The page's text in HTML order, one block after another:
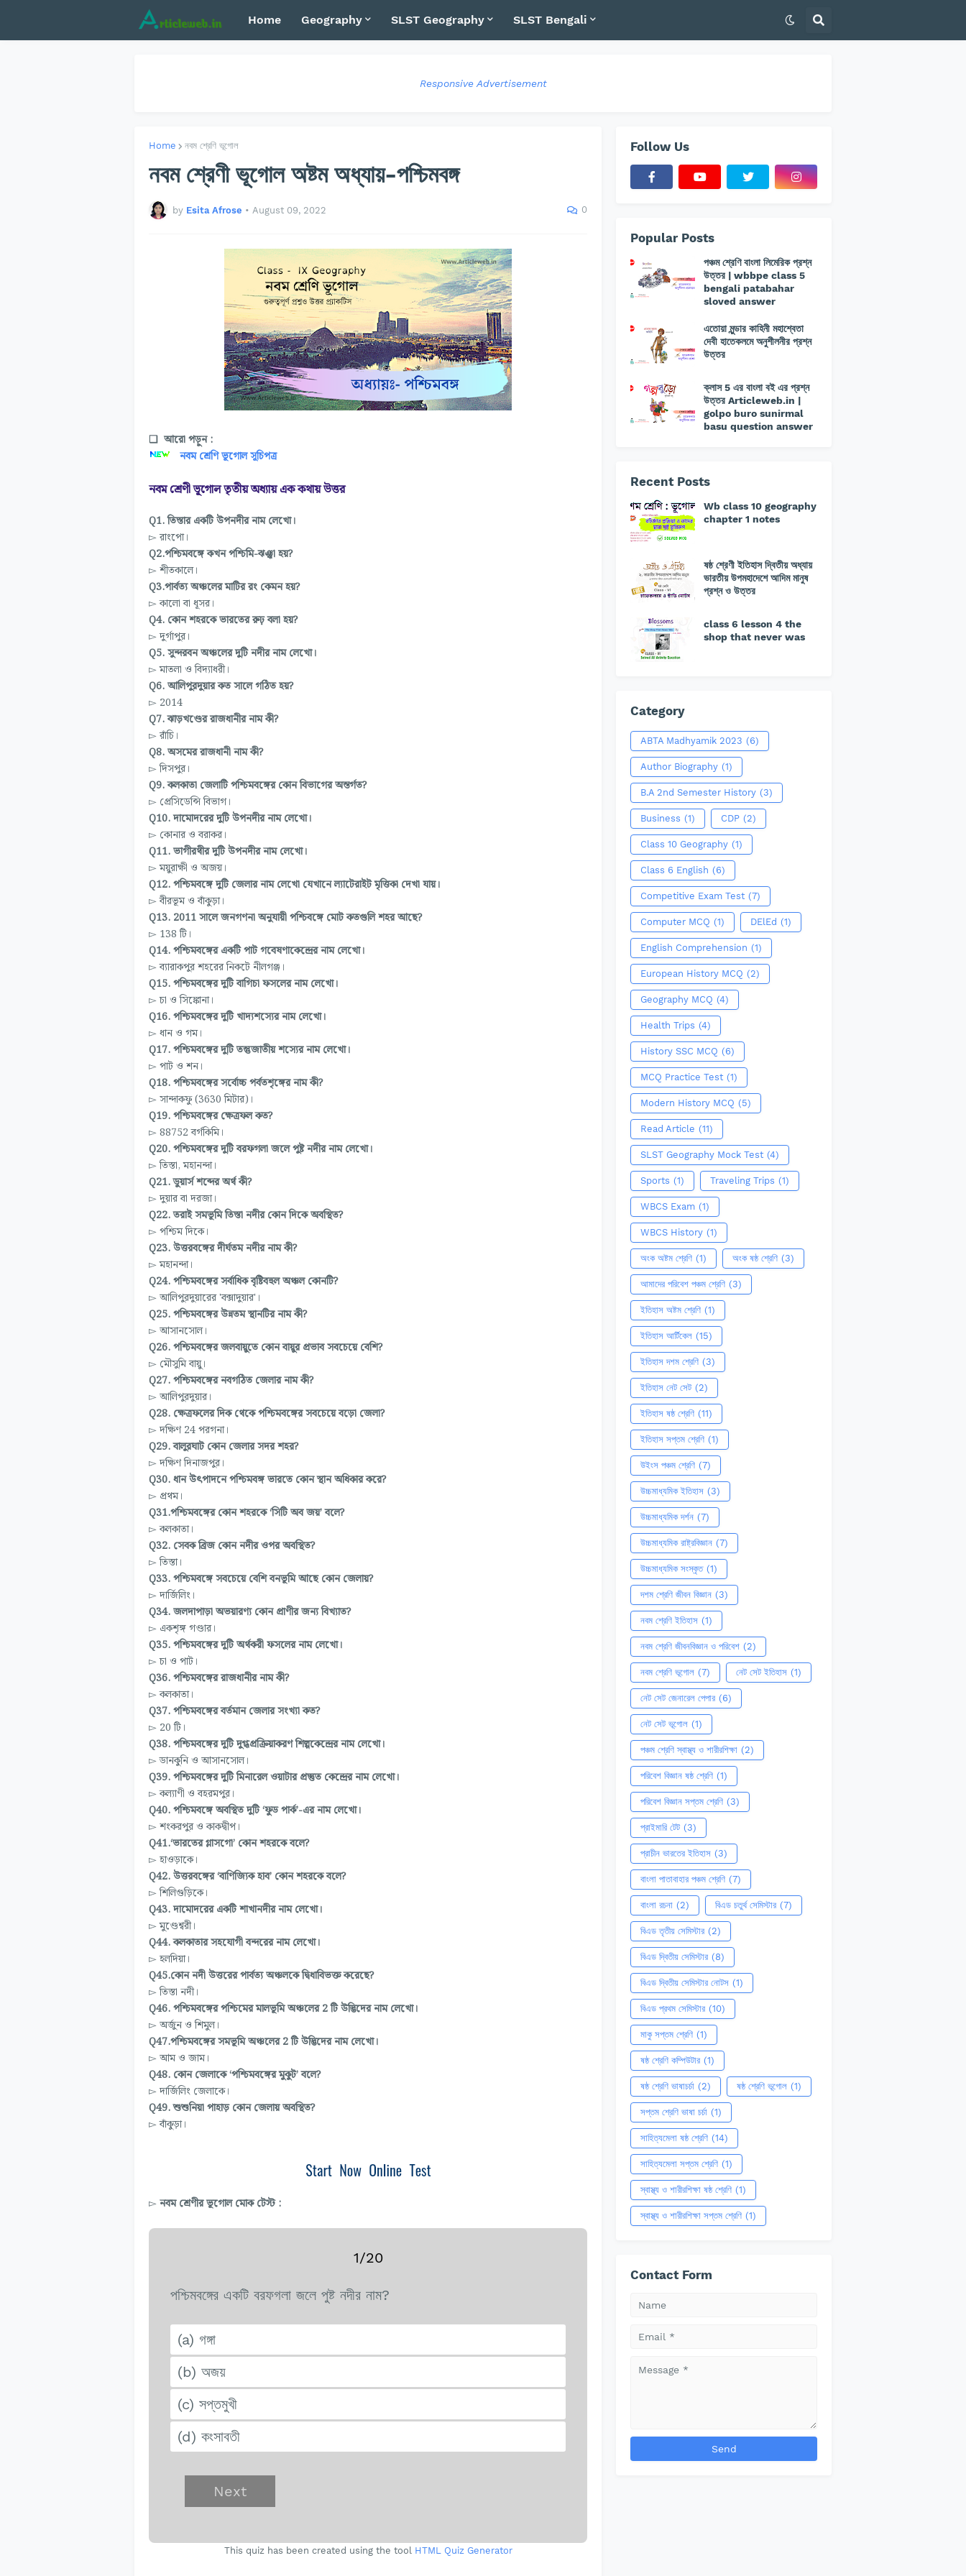
Home Geography SLST Geography SLST Bengali
Responsive Advertisement
Home নবম শ্রেণি ভূগোল
নবম শ্রেণী ভূগোল অষ্টম অধ্যায়-পশ্চিমবঙ্গ
by Esita Afrose • August 09, 2022 0
❑ আরো পড়ুন :
নবম শ্রেণি ভূগোল সূচিপত্র
নবম শ্রেণী ভূগোল তৃতীয় অধ্যায় এক কথায় উত্তর
Q1. তিস্তার একটি উপনদীর নাম লেখো।
▻ রাংপো।
Q2.পশ্চিমবঙ্গে কখন পশ্চিমি-ঝঞ্ঝা হয়?
▻ শীতকালে।
Q3.পার্বত্য অঞ্চলের মাটির রং কেমন হয়?
▻ কালো বা ধূসর।
Q4. কোন শহরকে ভারতের রুঢ় বলা হয়?
▻ দুর্গাপুর।
Q5. সুন্দরবন অঞ্চলের দুটি নদীর নাম লেখো।
▻ মাতলা ও বিদ্যাধরী।
Q6. আলিপুরদুয়ার কত সালে গঠিত হয়?
▻ 2014
Q7. ঝাড়খণ্ডের রাজধানীর নাম কী?
▻ রাঁচি।
Q8. অসমের রাজধানী নাম কী?
▻ দিসপুর।
Q9. কলকাতা জেলাটি পশ্চিমবঙ্গের কোন বিভাগের অন্তর্গত?
▻ প্রেসিডেন্সি বিভাগ।
Q10. দামোদরের দুটি উপনদীর নাম লেখো।
▻ কোনার ও বরাকর।
Q11. ভাগীরথীর দুটি উপনদীর নাম লেখো।
▻ ময়ুরাক্ষী ও অজয়।
Q12. পশ্চিমবঙ্গে দুটি জেলার নাম লেখো যেখানে ল্যাটেরাইট মৃত্তিকা দেখা যায়।
▻ বীরভূম ও বাঁকুড়া।
Q13. 2011 সালে জনগণনা অনুযায়ী পশ্চিবঙ্গে মোট কতগুলি শহর আছে?
▻ 138 টি।
Q14. পশ্চিমবঙ্গের একটি পাট গবেষণাকেন্দ্রের নাম লেখো।
▻ ব্যারাকপুর শহরের নিকটে নীলগঞ্জ।
Q15. পশ্চিমবঙ্গের দুটি বাগিচা ফসলের নাম লেখো।
▻ চা ও সিঙ্কোনা।
Q16. পশ্চিমবঙ্গের দুটি খাদ্যশস্যের নাম লেখো।
▻ ধান ও গম।
Q17. পশ্চিমবঙ্গের দুটি তন্তুজাতীয় শস্যের নাম লেখো।
▻ পাট ও শন।
Q18. পশ্চিমবঙ্গের সর্বোচ্চ পর্বতশৃঙ্গের নাম কী?
▻ সান্দাকফু (3630 মিটার)।
Q19. পশ্চিমবঙ্গের ক্ষেত্রফল কত?
▻ 88752 বর্গকিমি।
Q20. পশ্চিমবঙ্গের দুটি বরফগলা জলে পুষ্ট নদীর নাম লেখো।
▻ তিস্তা, মহানন্দা।
Q21. ডুয়ার্স শব্দের অর্থ কী?
▻ দুয়ার বা দরজা।
Q22. তরাই সমভূমি তিস্তা নদীর কোন দিকে অবস্থিত?
▻ পশ্চিম দিকে।
Q23. উত্তরবঙ্গের দীর্ঘতম নদীর নাম কী?
▻ মহানন্দা।
Q24. পশ্চিমবঙ্গের সর্বাধিক বৃষ্টিবহুল অঞ্চল কোনটি?
▻ আলিপুরদুয়ারের 'বক্সাদুয়ার'।
Q25. পশ্চিমবঙ্গের উন্নতম স্থানটির নাম কী?
▻ আসানসোল।
Q26. পশ্চিমবঙ্গের জলবায়ুতে কোন বায়ুর প্রভাব সবচেয়ে বেশি?
▻ মৌসুমি বায়ু।
Q27. পশ্চিমবঙ্গের নবগঠিত জেলার নাম কী?
▻ আলিপুরদুয়ার।
Q28. ক্ষেত্রফলের দিক থেকে পশ্চিমবঙ্গের সবচেয়ে বড়ো জেলা?
▻ দক্ষিণ 24 পরগনা।
Q29. বালুরঘাট কোন জেলার সদর শহর?
▻ দক্ষিণ দিনাজপুর।
Q30. ধান উৎপাদনে পশ্চিমবঙ্গ ভারতে কোন স্থান অধিকার করে?
▻ প্রথম।
Q31.পশ্চিমবঙ্গের কোন শহরকে ‘সিটি অব জয়’ বলে?
▻ কলকাতা।
Q32. সেবক ব্রিজ কোন নদীর ওপর অবস্থিত?
▻ তিস্তা।
Q33. পশ্চিমবঙ্গে সবচেয়ে বেশি বনভূমি আছে কোন জেলায়?
▻ দার্জিলিং।
Q34. জলদাপাড়া অভয়ারণ্য কোন প্রাণীর জন্য বিখ্যাত?
▻ একশৃঙ্গ গণ্ডার।
Q35. পশ্চিমবঙ্গের দুটি অর্থকরী ফসলের নাম লেখো।
▻ চা ও পাট।
Q36. পশ্চিমবঙ্গের রাজধানীর নাম কী?
▻ কলকাতা।
Q37. পশ্চিমবঙ্গের বর্তমান জেলার সংখ্যা কত?
▻ 20 টি।
Q38. পশ্চিমবঙ্গের দুটি দুগ্ধপ্রক্রিয়াকরণ শিল্পকেন্দ্রের নাম লেখো।
▻ ডানকুনি ও আসানসোল।
Q39. পশ্চিমবঙ্গের দুটি মিনারেল ওয়াটার প্রস্তুত কেন্দ্রের নাম লেখো।
▻ কল্যাণী ও বহরমপুর।
Q40. পশ্চিমবঙ্গে অবস্থিত দুটি ‘ফুড পার্ক’-এর নাম লেখো।
▻ শংকরপুর ও কাকদ্বীপ।
Q41.‘ভারতের গ্লাসগো’ কোন শহরকে বলে?
▻ হাওড়াকে।
Q42. উত্তরবঙ্গের ‘বাণিজ্যিক হাব’ কোন শহরকে বলে?
▻ শিলিগুড়িকে।
Q43. দামোদরের একটি শাখানদীর নাম লেখো।
▻ মুণ্ডেশ্বরী।
Q44. কলকাতার সহযোগী বন্দরের নাম লেখো।
▻ হলদিয়া।
Q45.কোন নদী উত্তরের পার্বত্য অঞ্চলকে দ্বিধাবিভক্ত করেছে?
▻ তিস্তা নদী।
Q46. পশ্চিমবঙ্গের পশ্চিমের মালভূমি অঞ্চলের 2 টি উদ্ভিদের নাম লেখো।
▻ অর্জুন ও শিমুল।
Q47.পশ্চিমবঙ্গের সমভূমি অঞ্চলের 2 টি উদ্ভিদের নাম লেখো।
▻ আম ও জাম।
Q48. কোন জেলাকে ‘পশ্চিমবঙ্গের মুকুট’ বলে?
▻ দার্জিলিং জেলাকে।
Q49. শুশুনিয়া পাহাড় কোন জেলায় অবস্থিত?
▻ বাঁকুড়া।
▻নবম শ্রেণীর ভূগোল মোক টেস্ট :
1/20
পশ্চিমবঙ্গের একটি বরফগলা জলে পুষ্ট নদীর নাম?
(a) গঙ্গা
(b) অজয়
(c) সপ্তমুখী
(d) কংসাবতী
This quiz has been created using the tool HTML Quiz Generator
Follow Us
Popular Posts
পঞ্চম শ্রেণি বাংলা লিমেরিক প্রশ্ন
উত্তর | wbbpe class 5
bengali patabahar
sloved answer
এতোয়া মুন্ডার কাহিনী মহাশ্বেতা
দেবী হাতেকলমে অনুশীলনীর প্রশ্ন
উত্তর
ক্লাস 5 এর বাংলা বই এর প্রশ্ন
উত্তর Articleweb.in |
golpo buro sunirmal
basu question answer
Recent Posts
Wb class 10 geography
chapter 1 notes
ষষ্ঠ শ্রেণী ইতিহাস দ্বিতীয় অধ্যায়
ভারতীয় উপমহাদেশে আদিম মানুষ
প্রশ্ন ও উত্তর
class 6 lesson 4 the
shop that never was
Category
ABTA Madhyamik 2023 (6)
Author Biography (1)
B.A 2nd Semester History (3)
Business (1) CDP (2)
Class 10 Geography (1)
Class 6 English (6)
Competitive Exam Test (7)
Computer MCQ (1) DElEd (1)
English Comprehension (1)
European History MCQ (2)
Geography MCQ (4)
Health Trips (4)
History SSC MCQ (6)
MCQ Practice Test (1)
Modern History MCQ (5)
Read Article (11)
SLST Geography Mock Test (4)
Sports (1) Traveling Trips (1)
WBCS Exam (1)
WBCS History (1)
অংক অষ্টম শ্রেণি (1) অংক ষষ্ঠ শ্রেণি (3)
আমাদের পরিবেশ পঞ্চম শ্রেণি (3)
ইতিহাস অষ্টম শ্রেণি (1)
ইতিহাস আর্টিকেল (15)
ইতিহাস দশম শ্রেণি (3)
ইতিহাস নেট সেট (2)
ইতিহাস ষষ্ঠ শ্রেণি (11)
ইতিহাস সপ্তম শ্রেণি (1)
উইংস পঞ্চম শ্রেণি (7)
উচ্চমাধ্যমিক ইতিহাস (3)
উচ্চমাধ্যমিক দর্শন (7)
উচ্চমাধ্যমিক রাষ্ট্রবিজ্ঞান (7)
উচ্চমাধ্যমিক সংস্কৃত (1)
দশম শ্রেণি জীবন বিজ্ঞান (3)
নবম শ্রেণি ইতিহাস (1)
নবম শ্রেণি জীবনবিজ্ঞান ও পরিবেশ (2)
নবম শ্রেণি ভূগোল (7) নেট সেট ইতিহাস (1)
নেট সেট জেনারেল পেপার (6)
নেট সেট ভূগোল (1)
পঞ্চম শ্রেণি স্বাস্থ্য ও শারীরশিক্ষা (2)
পরিবেশ বিজ্ঞান ষষ্ঠ শ্রেণি (1)
পরিবেশ বিজ্ঞান সপ্তম শ্রেণি (3)
প্রাইমারি টেট (3)
প্রাচীন ভারতের ইতিহাস (3)
বাংলা পাতাবাহার পঞ্চম শ্রেণি (7)
বাংলা রচনা (2) বিএড চতুর্থ সেমিস্টার (7)
বিএড তৃতীয় সেমিস্টার (2)
বিএড দ্বিতীয় সেমিস্টার (8)
বিএড দ্বিতীয় সেমিস্টার নোটস (1)
বিএড প্রথম সেমিস্টার (10)
মাকু সপ্তম শ্রেণি (1)
ষষ্ঠ শ্রেণি কম্পিউটার (1)
ষষ্ঠ শ্রেণি ভাষাচর্চা (2) ষষ্ঠ শ্রেণি ভূগোল (1)
সপ্তম শ্রেণি ভাষা চর্চা (1)
সাহিত্যমেলা ষষ্ঠ শ্রেণি (14)
সাহিত্যমেলা সপ্তম শ্রেণি (1)
স্বাস্থ্য ও শারীরশিক্ষা ষষ্ঠ শ্রেণি (1)
স্বাস্থ্য ও শারীরশিক্ষা সপ্তম শ্রেণি (1)
Contact Form